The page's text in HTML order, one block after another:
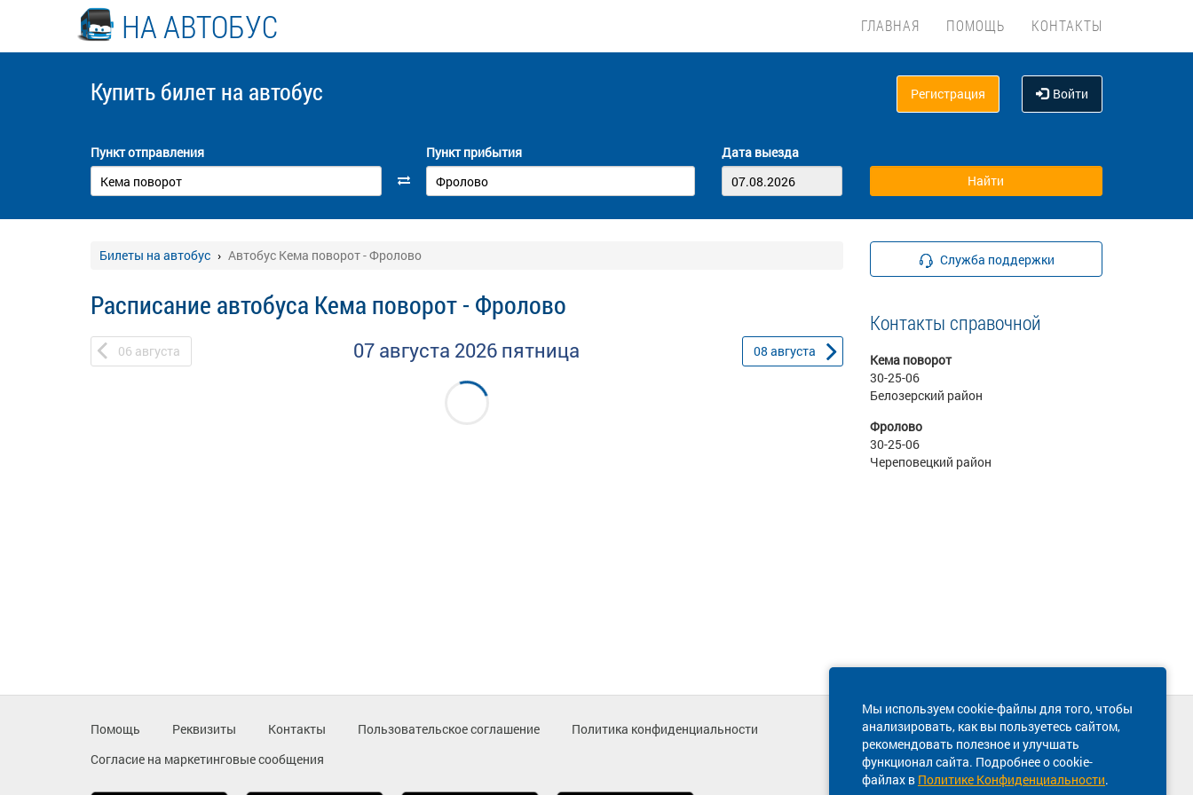
НА АВТОБУС ГЛАВНАЯ ПОМОЩЬ КОНТАКТЫ
Купить билет на автобус Регистрация Войти
Пункт отправления Пункт прибытия Дата выезда
Билеты на автобус Автобус Кема поворот - Фролово
Расписание автобуса Кема поворот - Фролово
06 августа 07 августа 2026 пятница 08 августа
Служба поддержки
Контакты справочной
Кема поворот
30-25-06
Белозерский район
Фролово
30-25-06
Череповецкий район
Мы используем cookie-файлы для того, чтобы
анализировать, как вы пользуетесь сайтом,
рекомендовать полезное и улучшать
функционал сайта. Подробнее о cookie-
файлах в Политике Конфиденциальности.
Помощь Реквизиты Контакты Пользовательское соглашение
Политика конфиденциальности
Согласие на маркетинговые сообщения
Техническая поддержка сайта
8 800 600-03-38